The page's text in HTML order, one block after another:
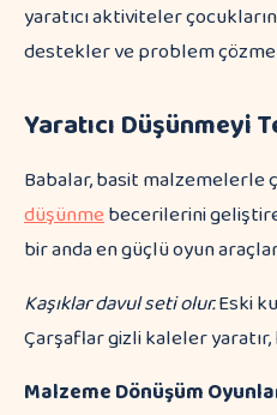
yaratıcı aktiviteler
destekler ve problem
Yaratıcı
Babalar, basit malzemelerle
düşünmebecerilerini
bir anda en güçlü oyun
Kaşıklar davul seti olur.Eski
Çarşaflar gizli kaleler
Malzeme Dönüşüm